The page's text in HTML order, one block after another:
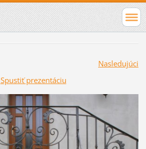
Nasledujúci
Spustiť prezentáciu